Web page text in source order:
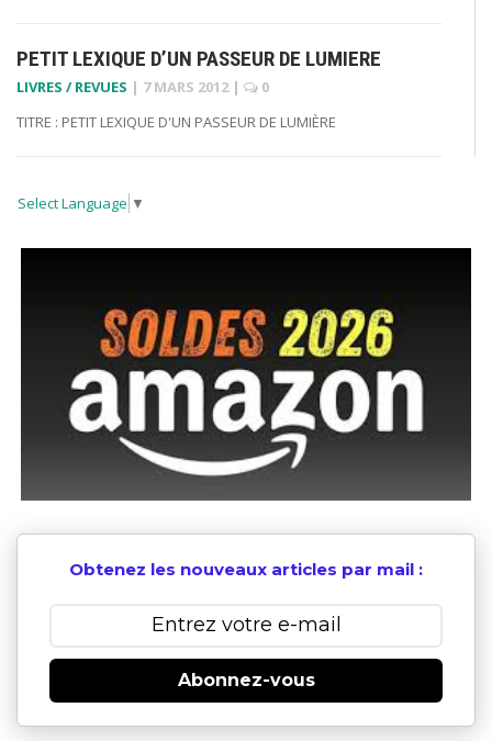
PETIT LEXIQUE D’UN PASSEUR DE LUMIERE
LIVRES / REVUES | 7 MARS 2012 |
0
TITRE : PETIT LEXIQUE D'UN PASSEUR DE LUMIÈRE
Select Language ▼
Obtenez les nouveaux articles par mail :
Abonnez-vous